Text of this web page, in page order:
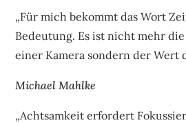
„Für mich bekommt das Wort
Bedeutung. Es ist nicht mehr
einer Kamera sondern der Wert
Michael Mahlke
„Achtsamkeit erfordert